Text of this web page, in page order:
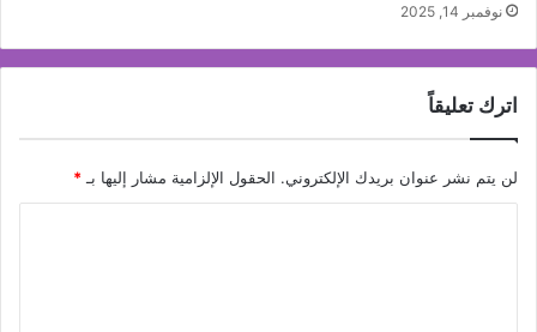
نوفمبر 14, 2025
اترك تعليقاً
لن يتم نشر عنوان بريدك الإلكتروني. الحقول الإلزامية مشار إليها بـ*